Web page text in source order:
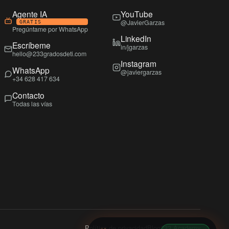
Agente IA
GRATIS
Pregúntame por WhatsApp
Escríbeme
hello@233gradosdeti.com
WhatsApp
+34 628 417 634
Contacto
Todas las vías
YouTube
@JavierGarzas
LinkedIn
in/jgarzas
Instagram
@javiergarzas